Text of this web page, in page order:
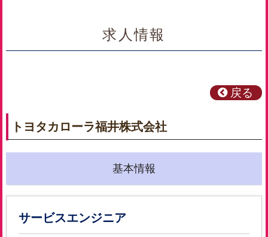
求人情報
戻る
トヨタカローラ福井株式会社
基本情報
サービスエンジニア